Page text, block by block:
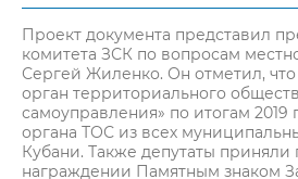
Проект документа представил
комитета ЗСК по вопросам
Сергей Жиленко. Он отметил,
орган территориального
самоуправления» по итогам 2019
органа ТОС из всех
Кубани. Также депутаты приняли
награждении Памятным знаком